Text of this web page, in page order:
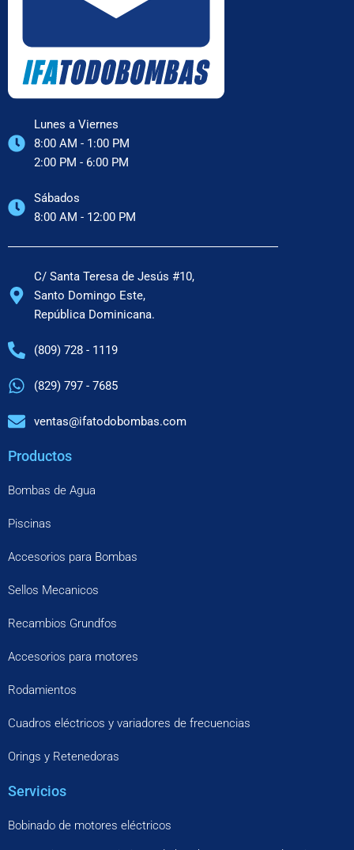
Lunes a Viernes
8:00 AM - 1:00 PM
2:00 PM - 6:00 PM
Sábados
8:00 AM - 12:00 PM
C/ Santa Teresa de Jesús #10,
Santo Domingo Este,
República Dominicana.
(809) 728 - 1119
(829) 797 - 7685
ventas@ifatodobombas.com
Productos
Bombas de Agua
Piscinas
Accesorios para Bombas
Sellos Mecanicos
Recambios Grundfos
Accesorios para motores
Rodamientos
Cuadros eléctricos y variadores de frecuencias
Orings y Retenedoras
Servicios
Bobinado de motores eléctricos